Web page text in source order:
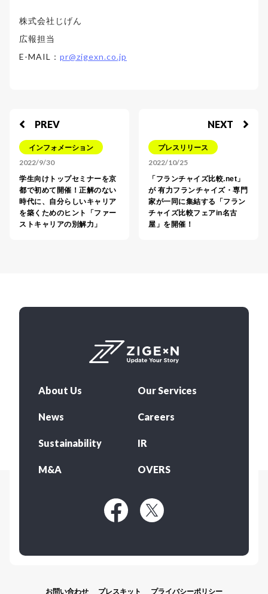
株式会社じげん
広報担当
E-MAIL： pr@zigexn.co.jp
PREV
インフォメーション
2022/9/30
学生向けトップセミナーを京
都で初めて開催！正解のない
時代に、自分らしいキャリア
を築くためのヒント「ファー
ストキャリアの別解力」
NEXT
プレスリリース
2022/10/25
「フランチャイズ比較.net」
が 有力フランチャイズ・専門
家が一同に集結する「フラン
チャイズ比較フェアin名古
屋」を開催！
About Us Our Services
News Careers
Sustainability IR
M&A OVERS
お問い合わせ プレスキット プライバシーポリシー